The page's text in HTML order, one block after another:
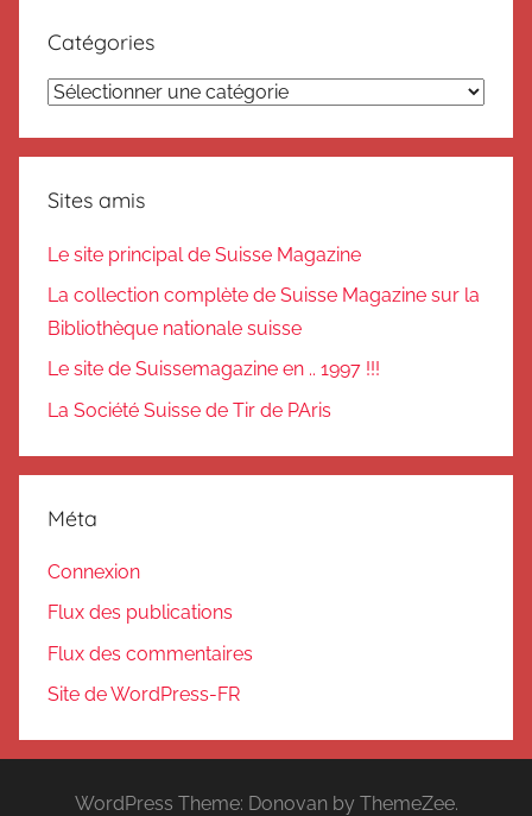
Catégories
Catégories
Sites amis
Le site principal de Suisse Magazine
La collection complète de Suisse Magazine sur la
Bibliothèque nationale suisse
Le site de Suissemagazine en .. 1997 !!!
La Société Suisse de Tir de PAris
Méta
Connexion
Flux des publications
Flux des commentaires
Site de WordPress-FR
WordPress Theme: Donovan by ThemeZee.